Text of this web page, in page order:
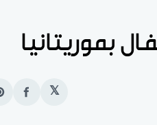
بموريتانيا
𝕏
انشر